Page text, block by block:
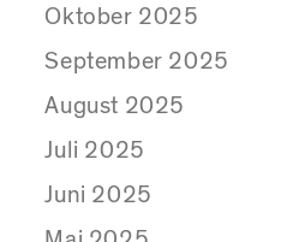
Oktober 2025
September 2025
August 2025
Juli 2025
Juni 2025